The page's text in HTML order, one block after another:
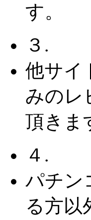
す。
３.
他サイ
みのレ
頂きま
４.
パチン
る方以